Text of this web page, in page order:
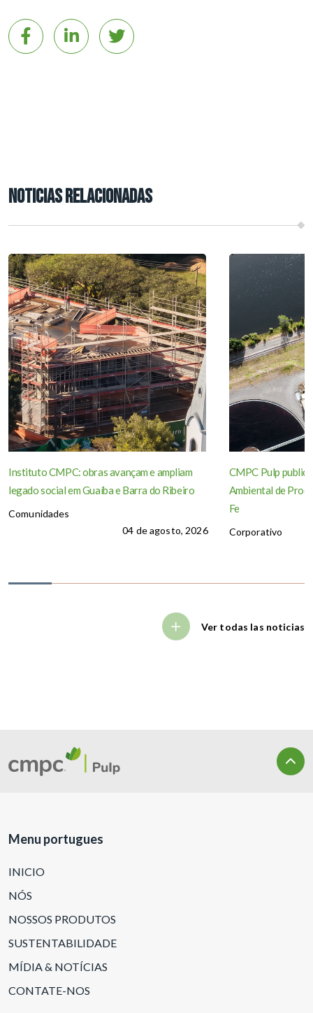
NOTICIAS RELACIONADAS
Instituto CMPC: obras avançam e ampliam
legado social em Guaíba e Barra do Ribeiro
Comunidades
04 de agosto, 2026
CMPC Pulp
Ambiental de
Fe
Corporativo
Ver todas las noticias
Menu portugues
INICIO
NÓS
NOSSOS PRODUTOS
SUSTENTABILIDADE
MÍDIA & NOTÍCIAS
CONTATE-NOS